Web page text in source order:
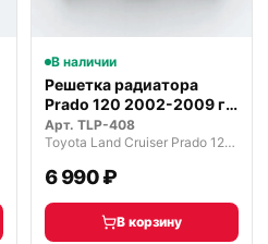
В наличии
Решетка радиатора
Prado 120 2002-2009 г.
TRD черн…
Арт. TLP-408
Toyota Land Cruiser Prado 120 рестайлинг (2007—2009)
6 990 ₽
В корзину